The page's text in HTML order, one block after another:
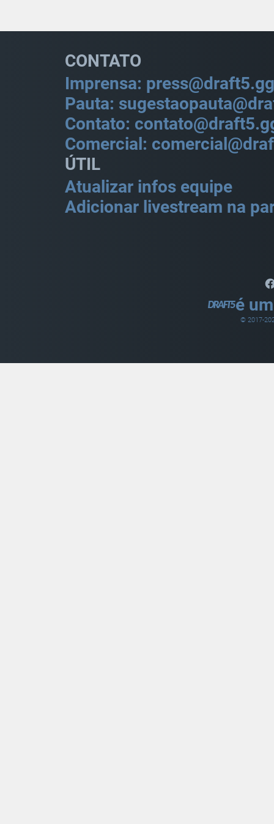
CONTATO
Imprensa: press@draft5.gg
Pauta:
Contato:
Comercial:
ÚTIL
Atualizar infos equipe
Adicionar livestream na
é
© 2017-